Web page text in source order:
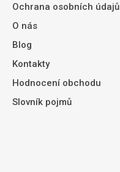
Ochrana osobních údajů
O nás
Blog
Kontakty
Hodnocení obchodu
Slovník pojmů